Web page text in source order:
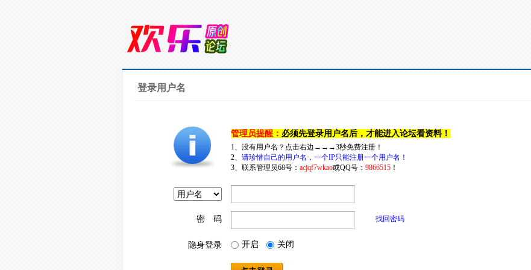
登录用户名
管理员提醒： 必须先登录用户名后，才能进入论坛看资料！
1、没有用户名？点击右边→→→3秒免费注册！
2、 请珍惜自己的用户名，一个IP只能注册一个用户名！
3、联系管理员68号： acjqf7wkao或QQ号： 9866515！
密 码 找回密码
隐身登录 开启 关闭